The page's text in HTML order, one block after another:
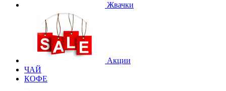
Жвачки
Акции
ЧАЙ
КОФЕ